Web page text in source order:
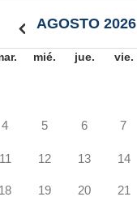
AGOSTO 2026
mié. jue. vie.
4 5 6 7
11 12 13 14
18 19 20 21